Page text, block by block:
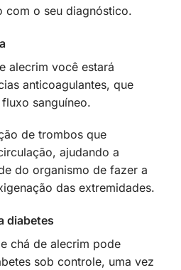
com o seu diagnóstico.
alecrim você estará
anticoagulantes, que
sanguíneo.
de trombos que
ajudando a
do organismo de fazer a
das extremidades.
diabetes
chá de alecrim pode
sob controle, uma vez